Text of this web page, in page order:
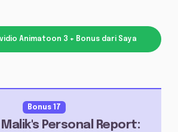
Animatoon 3 + Bonus dari Saya
Bonus 17
Personal Report: